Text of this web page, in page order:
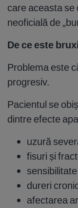
care aceasta se
neoficială de
De ce este
Problema este
progresiv.
Pacientul se
dintre efecte
uzură
fisuri și
dureri
afectarea